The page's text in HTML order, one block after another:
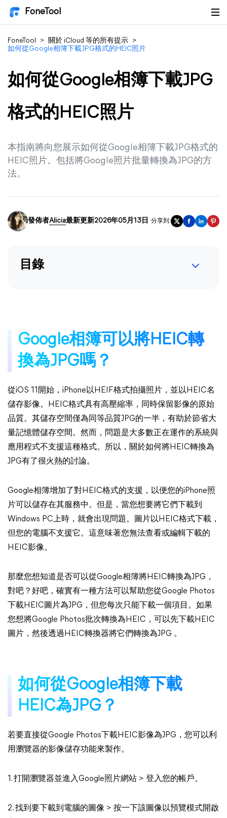
FoneTool
FoneTool > 關於 iCloud 等的所有提示 >
如何從Google相簿下載JPG格式的HEIC照片
如何從Google相簿下載JPG
格式的HEIC照片
本指南將向您展示如何從Google相簿下載JPG格式的
HEIC照片。包括將Google照片批量轉換為JPG的方
法。
發佈者Alicia最新更新2026年05月13日 分享到:
目錄
Google相簿可以將HEIC轉
換為JPG嗎？
從iOS 11開始，iPhone以HEIF格式拍攝照片，並以HEIC名
儲存影像。HEIC格式具有高壓縮率，同時保留影像的原始
品質。其儲存空間僅為同等品質JPG的一半，有助於節省大
量記憶體儲存空間。然而，問題是大多數正在運作的系統與
應用程式不支援這種格式。所以，關於如何將HEIC轉換為
JPG有了很火熱的討論。
Google相簿增加了對HEIC格式的支援，以便您的iPhone照
片可以儲存在其服務中。但是，當您想要將它們下載到
Windows PC上時，就會出現問題。圖片以HEIC格式下載，
但您的電腦不支援它。這意味著您無法查看或編輯下載的
HEIC影像。
那麼您想知道是否可以從Google相簿將HEIC轉換為JPG，
對吧？好吧，確實有一種方法可以幫助您從Google Photos
下載HEIC圖片為JPG，但您每次只能下載一個項目。如果
您想將Google Photos批次轉換為HEIC，可以先下載HEIC
圖片，然後透過HEIC轉換器將它們轉換為JPG 。
如何從Google相簿下載
HEIC為JPG？
若要直接從Google Photos下載HEIC影像為JPG，您可以利
用瀏覽器的影像儲存功能來製作。
1. 打開瀏覽器並進入Google照片網站 > 登入您的帳戶。
2. 找到要下載到電腦的圖像 > 按一下該圖像以預覽模式開啟